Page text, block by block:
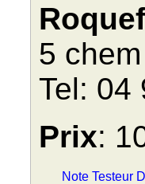
5
Tel: 04
Prix:
Note Testeur